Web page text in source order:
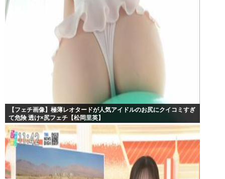
【フェチ画像】極薄レオタードが人気アイドルのお尻にクイコミすぎ
て危険 透け×尻フェチ【松岡里英】